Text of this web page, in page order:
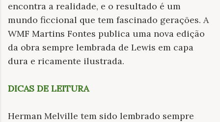
encontra a realidade, e o resultado é um
mundo ficcional que tem fascinado gerações. A
WMF Martins Fontes publica uma nova edição
da obra sempre lembrada de Lewis em capa
dura e ricamente ilustrada.
DICAS DE LEITURA
Herman Melville tem sido lembrado sempre